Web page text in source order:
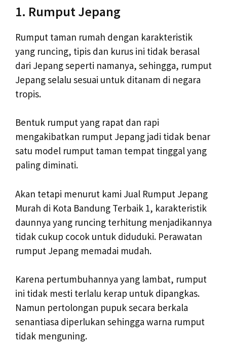
1. Rumput Jepang
Rumput taman rumah dengan karakteristik
yang runcing, tipis dan kurus ini tidak berasal
dari Jepang seperti namanya, sehingga, rumput
Jepang selalu sesuai untuk ditanam di negara
tropis.
Bentuk rumput yang rapat dan rapi
mengakibatkan rumput Jepang jadi tidak benar
satu model rumput taman tempat tinggal yang
paling diminati.
Akan tetapi menurut kami Jual Rumput Jepang
Murah di Kota Bandung Terbaik 1, karakteristik
daunnya yang runcing terhitung menjadikannya
tidak cukup cocok untuk diduduki. Perawatan
rumput Jepang memadai mudah.
Karena pertumbuhannya yang lambat, rumput
ini tidak mesti terlalu kerap untuk dipangkas.
Namun pertolongan pupuk secara berkala
senantiasa diperlukan sehingga warna rumput
tidak menguning.